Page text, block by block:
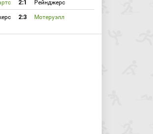
2:1 Рейнджерс
2:3 Мотеруэлл